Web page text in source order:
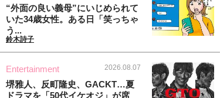
“外面の良い義母”にいじめられて
いた34歳女性。ある日「笑っちゃ
う...
鈴木詩子
Entertainment 2026.08.07
堺雅人、反町隆史、GACKT…夏
ドラマを「50代イケオジ」が席